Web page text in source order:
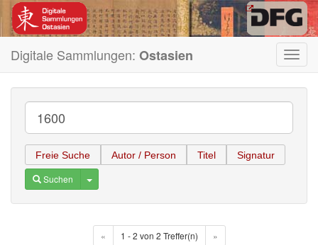
Digitale Sammlungen: Ostasien
Freie Suche Autor / Person Titel Signatur
Suchen Toggle Dropdown
« 1 - 2 von 2 Treffer(n) »